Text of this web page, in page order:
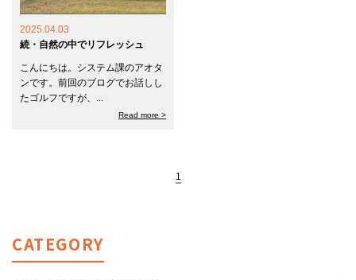
2025.04.03
続・自然の中でリフレッシュ
こんにちは。システム課のアオタ
ンです。前回のブログでお話しし
たゴルフですが、...
Read more >
CATEGORY
1